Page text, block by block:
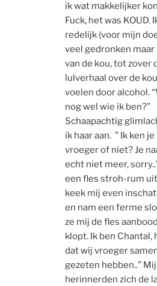
ik wat makkelijker
Fuck, het was KOUD.
redelijk (voor mijn
veel gedronken
van de kou, tot zover
lulverhaal over de
voelen door alcohol.
nog wel wie ik ben?”
Schaapachtig
ik haar aan. ” Ik ken je
vroeger of niet? Je
echt niet meer,
een fles stroh-rum
keek mij even
en nam een ferme
ze mij de fles
klopt. Ik ben Chantal,
dat wij vroeger
gezeten hebben..”
herinnerden zich de